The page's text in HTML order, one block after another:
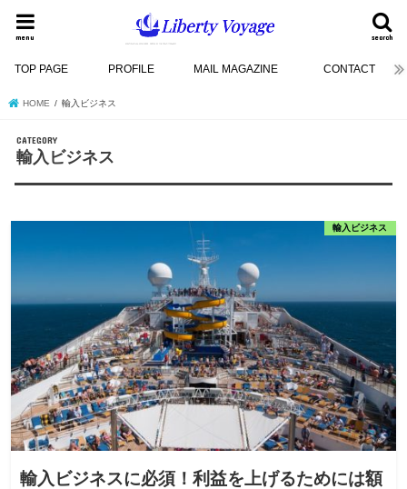
search
menu
TOP PAGE PROFILE MAIL MAGAZINE CONTACT
HOME 輸入ビジネス
輸入ビジネス
輸入ビジネス
輸入ビジネスに必須！利益を上げるためには額